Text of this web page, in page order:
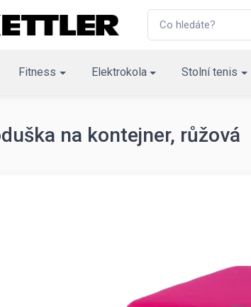
Fitness Elektrokola Stolní tenis
na kontejner, růžová